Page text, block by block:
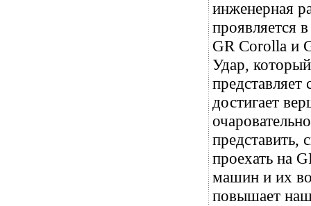
инженерная
проявляется
GR Corolla и
Удар,
достигает
представить,
проехать на
машин и их
повышает